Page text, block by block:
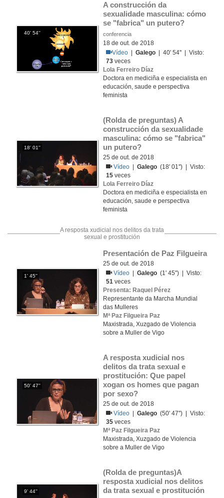
40' 54''
A construcción da
sexualidade masculina: cómo
se "fabrica" un putero?
conferencia
18 de out. de 2018
Vídeo |Galego | 40' 54'' | Visto:
73 veces
Lola Ferreiro Díaz
Doctora en mediciña e especialista en
educación, saude e perspectiva
feminista
18' 01''
(Rolda de preguntas) A
construcción da sexualidade
masculina: cómo se "fabrica"
un putero?
25 de out. de 2018
Vídeo
|Galego (18' 01'') | Visto:
15 veces
Lola Ferreiro Díaz
Doctora en mediciña e especialista en
educación, saude e perspectiva
feminista
A resposta xudicial nos delitos da trata
sexual e prostitución
1' 45''
Presentación de Paz Filgueira
25 de out. de 2018
Vídeo
|Galego (1' 45'') | Visto:
51 veces
Presenta: Raquel Pérez
Representante da Marcha Mundial
das Mulleres
Mª Paz Filgueira Paz
Maxistrada, Xuzgado de Violencia
sobre a Muller de Vigo
50' 47''
A resposta xudicial nos
delitos da trata sexual e
prostitución: Que papel
xogan os homes que pagan
por sexo?
25 de out. de 2018
Vídeo
|Galego (50' 47'') | Visto:
35 veces
Mª Paz Filgueira Paz
Maxistrada, Xuzgado de Violencia
sobre a Muller de Vigo
9' 44''
(Rolda de preguntas)A
resposta xudicial nos delitos
da trata sexual e prostitución